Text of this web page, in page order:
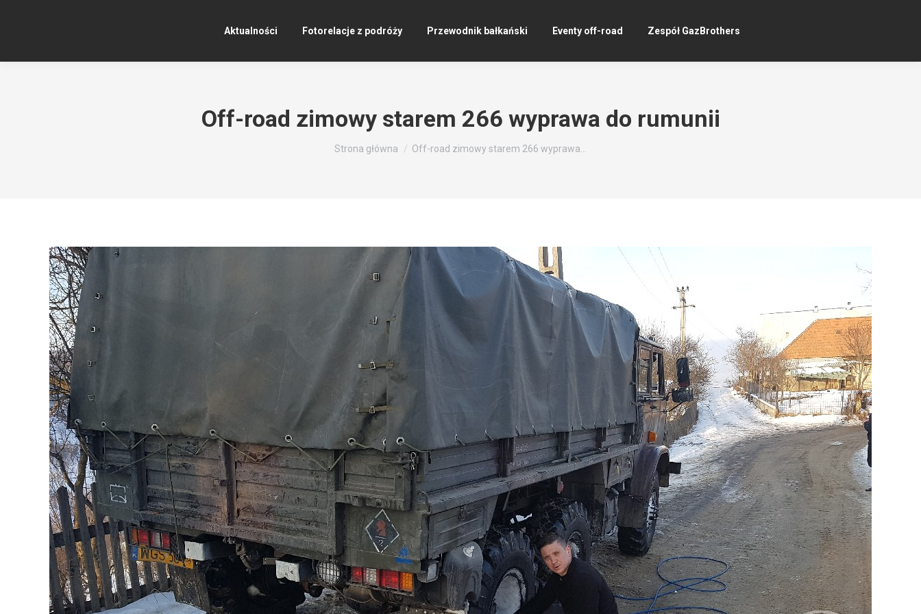
Aktualności Fotorelacje z podróży Przewodnik bałkański Eventy off-road Zespół GazBrothers
Off-road zimowy starem 266 wyprawa do rumunii
Jesteś tutaj:
Strona główna Off-road zimowy starem 266 wyprawa…